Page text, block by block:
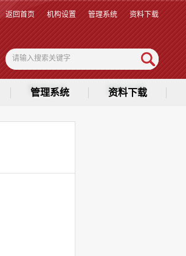
返回首页 机构设置 管理系统 资料下载
管理系统 资料下载